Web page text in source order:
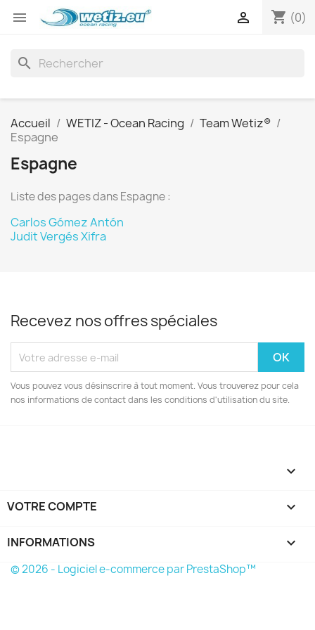
 shopping_cart (0)

search
Accueil WETIZ - Ocean Racing
Team Wetiz®
Espagne
Espagne
Liste des pages dans Espagne :
Carlos Gómez Antón
Judit Vergés Xifra
Recevez nos offres spéciales
Vous pouvez vous désinscrire à tout moment. Vous trouverez pour cela
nos informations de contact dans les conditions d'utilisation du site.

VOTRE COMPTE 
INFORMATIONS keyboard_arrow_down
© 2026 - Logiciel e-commerce par PrestaShop™